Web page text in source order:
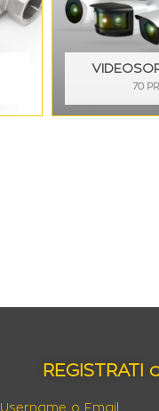
70
REGISTRATI